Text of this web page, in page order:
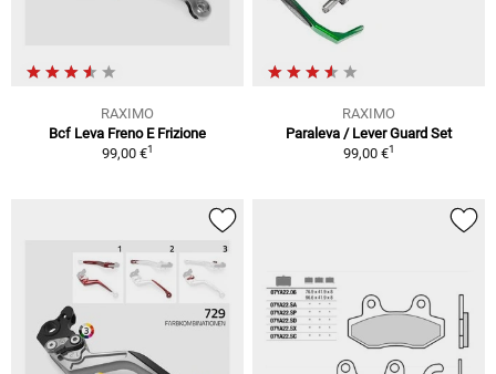
RAXIMO
Bcf Leva Freno E Frizione
99,00 €1
RAXIMO
Paraleva / Lever Guard Set
99,00 €1